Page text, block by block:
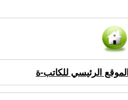
الموقع الرئيسي للكاتب-ة